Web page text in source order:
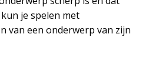
je spelen met
van een onderwerp van zijn